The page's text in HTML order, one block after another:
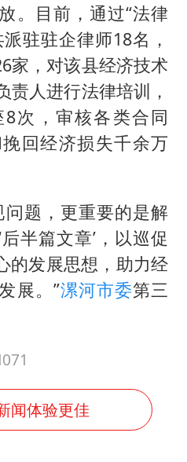
。目前，通过“法律
驻驻企律师18名，
家，对该县经济技术
责人进行法律培训，
次，审核各类合同
回经济损失千余万
题，更重要的是解
半篇文章’，以巡促
的发展思想，助力经
展。”漯河市委第三
闻体验更佳